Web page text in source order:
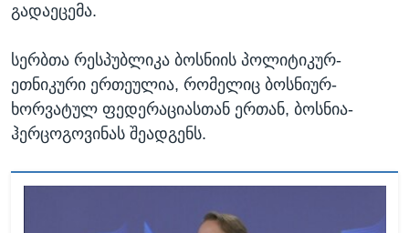
გადაეცემა.
სერბთა რესპუბლიკა ბოსნიის პოლიტიკურ-
ეთნიკური ერთეულია, რომელიც ბოსნიურ-
ხორვატულ ფედერაციასთან ერთან, ბოსნია-
ჰერცოგოვინას შეადგენს.